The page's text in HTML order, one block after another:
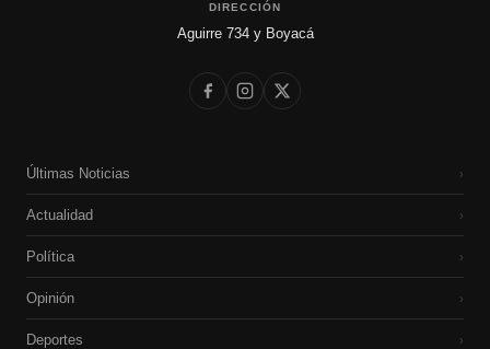
DIRECCIÓN
Aguirre 734 y Boyacá
Últimas Noticias ›
Actualidad ›
Política ›
Opinión ›
Deportes ›